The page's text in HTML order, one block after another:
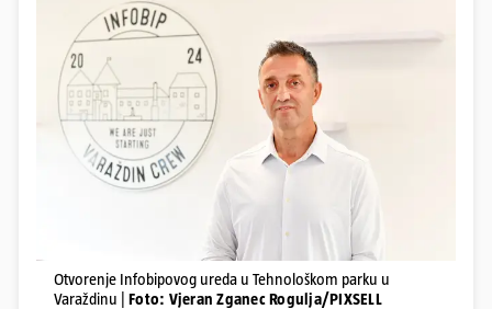
Otvorenje Infobipovog ureda u Tehnološkom parku u
Varaždinu | Foto: Vjeran Zganec Rogulja/PIXSELL